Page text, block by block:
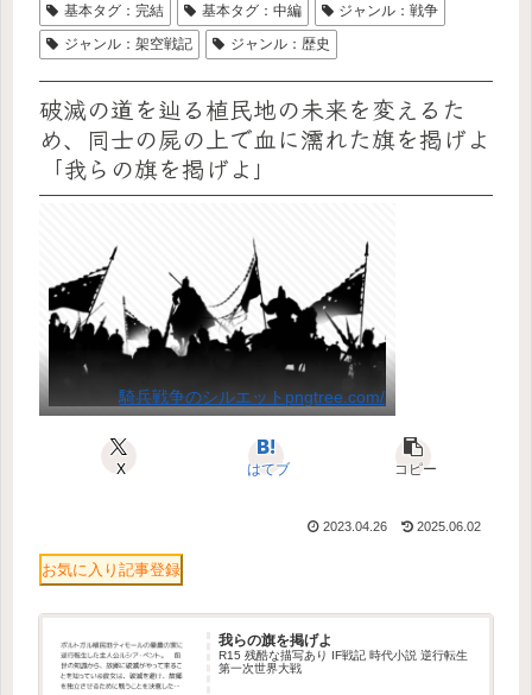
基本タグ：完結
基本タグ：中編
ジャンル：戦争
ジャンル：架空戦記
ジャンル：歴史
破滅の道を辿る植民地の未来を変えるた
め、同士の屍の上で血に濡れた旗を掲げよ
「我らの旗を掲げよ」
騎兵戦争のシルエットpngtree.com/
X はてブ コピー
2023.04.26 2025.06.02
お気に入り記事登録
我らの旗を掲げよ
R15 残酷な描写あり IF戦記 時代小説 逆行転生
第一次世界大戦